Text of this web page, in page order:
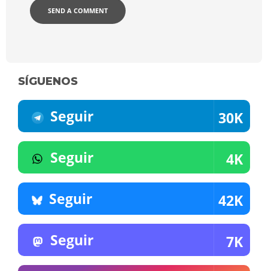
SÍGUENOS
Seguir 30K
Seguir 4K
Seguir 42K
Seguir 7K